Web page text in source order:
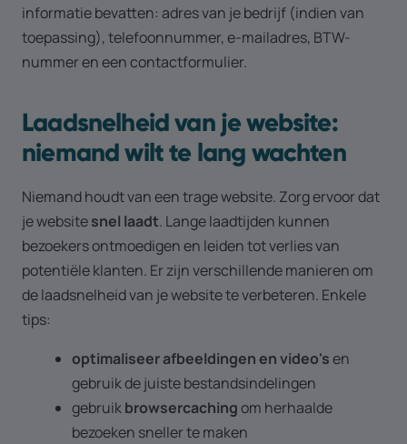
informatie bevatten: adres van je bedrijf (indien van
toepassing), telefoonnummer, e-mailadres, BTW-
nummer en een contactformulier.
Laadsnelheid van je website:
niemand wilt te lang wachten
Niemand houdt van een trage website. Zorg ervoor dat
je websitesnel laadt. Lange laadtijden kunnen
bezoekers ontmoedigen en leiden tot verlies van
potentiële klanten. Er zijn verschillende manieren om
de laadsnelheid van je website te verbeteren. Enkele
tips:
optimaliseer afbeeldingenen video'sen
gebruik de juiste bestandsindelingen
gebruikbrowsercachingom herhaalde
bezoeken sneller te maken